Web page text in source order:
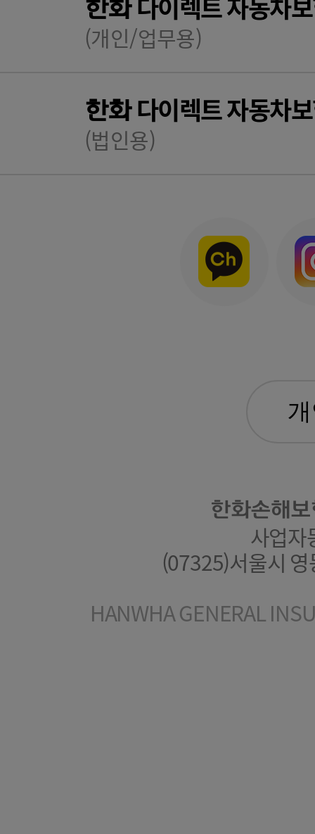
한화
(개인/업무용)
한화다이렉트 자동차
(법인용)
한화손해
사업
(07325)서울시
HANWHA GENERAL